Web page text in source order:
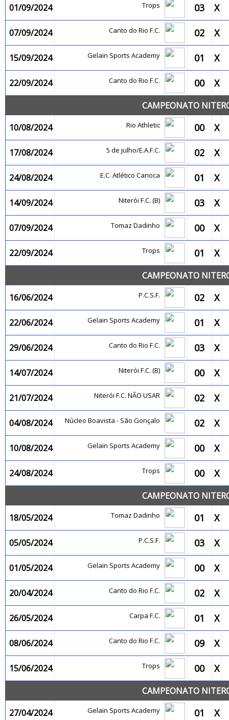
01/09/2024 Trops 03 X
07/09/2024 Canto do Rio F.C. 02 X
15/09/2024 Gelain Sports Academy 01 X
22/09/2024 Canto do Rio F.C. 00 X
CAMPEONATO
10/08/2024
Rio Athletic 00 X
17/08/2024 5 de julho/E.A.F.C. 02 X
24/08/2024 E.C. Atlético Carioca 01 X
14/09/2024 Niterói F.C. (B) 03 X
07/09/2024 Tomaz Dadinho 00 X
22/09/2024 Trops 01 X
CAMPEONATO
16/06/2024
P.C.S.F. 02 X
22/06/2024 Gelain Sports Academy 01 X
29/06/2024 Canto do Rio F.C. 03 X
14/07/2024 Niterói F.C. (B) 00 X
21/07/2024 Niterói F.C. NÃO USAR 02 X
04/08/2024 Núcleo Boavista - São Gonçalo 02 X
10/08/2024 Gelain Sports Academy 00 X
24/08/2024 Trops 00 X
CAMPEONATO
18/05/2024
Tomaz Dadinho 01 X
05/05/2024 P.C.S.F. 03 X
01/05/2024 Gelain Sports Academy 00 X
20/04/2024 Canto do Rio F.C. 02 X
26/05/2024 Carpa F.C. 01 X
08/06/2024 Canto do Rio F.C. 09 X
15/06/2024 Trops 00 X
CAMPEONATO
27/04/2024
Gelain Sports Academy 01 X